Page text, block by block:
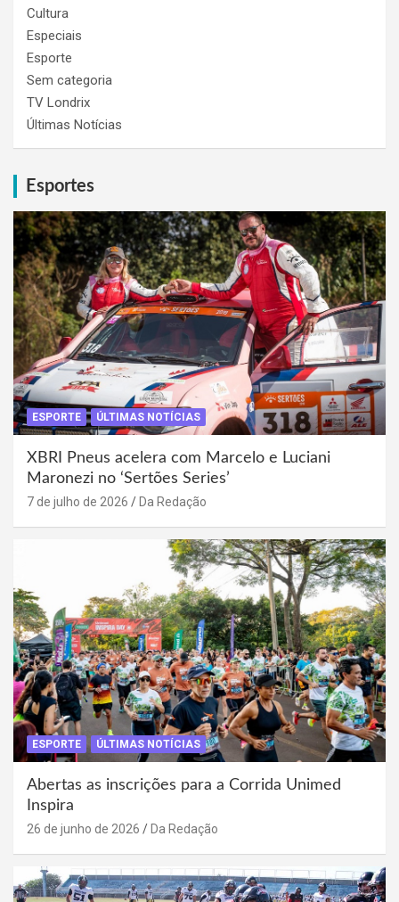
Cultura
Especiais
Esporte
Sem categoria
TV Londrix
Últimas Notícias
Esportes
ESPORTE ÚLTIMAS NOTÍCIAS
XBRI Pneus acelera com Marcelo e Luciani
Maronezi no ‘Sertões Series’
7 de julho de 2026 Da Redação
ESPORTE ÚLTIMAS NOTÍCIAS
Abertas as inscrições para a Corrida Unimed
Inspira
26 de junho de 2026 Da Redação